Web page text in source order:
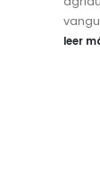
leer